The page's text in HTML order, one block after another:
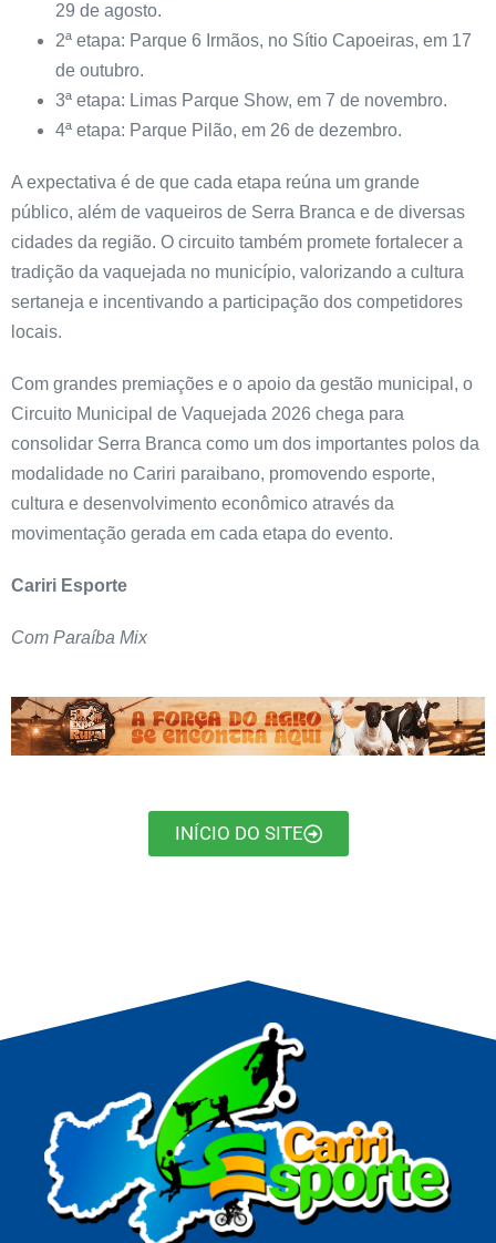
29 de agosto.
2ª etapa: Parque 6 Irmãos, no Sítio Capoeiras, em 17
de outubro.
3ª etapa: Limas Parque Show, em 7 de novembro.
4ª etapa: Parque Pilão, em 26 de dezembro.
A expectativa é de que cada etapa reúna um grande
público, além de vaqueiros de Serra Branca e de diversas
cidades da região. O circuito também promete fortalecer a
tradição da vaquejada no município, valorizando a cultura
sertaneja e incentivando a participação dos competidores
locais.
Com grandes premiações e o apoio da gestão municipal, o
Circuito Municipal de Vaquejada 2026 chega para
consolidar Serra Branca como um dos importantes polos da
modalidade no Cariri paraibano, promovendo esporte,
cultura e desenvolvimento econômico através da
movimentação gerada em cada etapa do evento.
Cariri Esporte
Com Paraíba Mix
INÍCIO DO SITE